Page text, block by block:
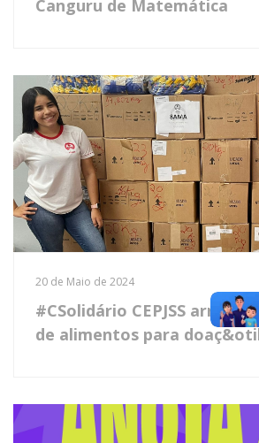
Canguru de Matemática
20 de Maio de 2024
#CSolidário CEPJSS
de alimentos para